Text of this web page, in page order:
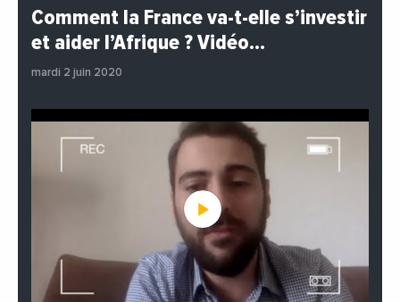
#EchangesMediterraneens
#Economie
#Politique
Comment la France va-t-elle s’investir
et aider l’Afrique ? Vidéo…
mardi 2 juin 2020